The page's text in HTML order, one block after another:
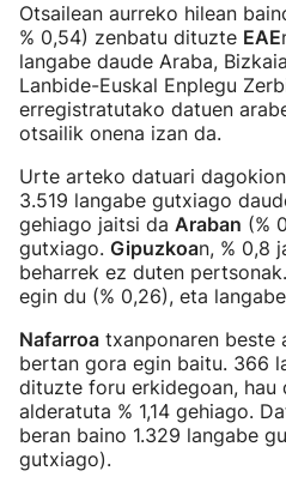
Otsailean aurreko hilean
% 0,54) zenbatu dituzte EAE
langabe daude Araba,
Lanbide-Euskal Enplegu
erregistratutako datuen
otsailik onena izan da.
Urte arteko datuari
3.519 langabe gutxiago
gehiago jaitsi da Araban (%
gutxiago. Gipuzkoan, % 0,8
beharrek ez duten pertsonak.
egin du (% 0,26), eta
Nafarroa txanponaren beste
bertan gora egin baitu. 366
dituzte foru erkidegoan, hau
alderatuta % 1,14 gehiago.
beran baino 1.329 langabe
gutxiago).